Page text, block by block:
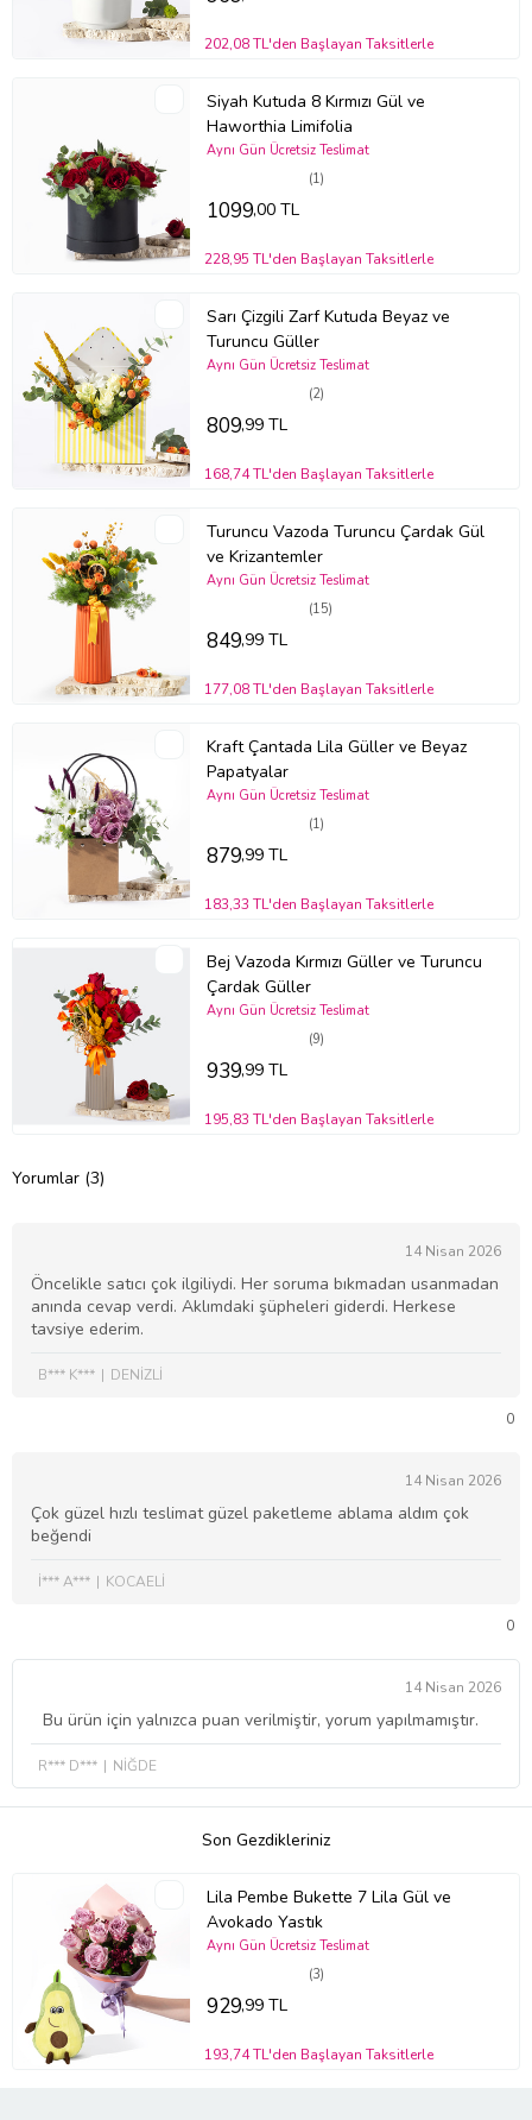
202,08 TL'den Başlayan Taksitlerle
Siyah Kutuda 8 Kırmızı Gül ve
Haworthia Limifolia
(1)
Aynı Gün Ücretsiz Teslimat
1099,00 TL
228,95 TL'den Başlayan Taksitlerle
Sarı Çizgili Zarf Kutuda Beyaz ve
Turuncu Güller
(2)
Aynı Gün Ücretsiz Teslimat
809,99 TL
168,74 TL'den Başlayan Taksitlerle
Turuncu Vazoda Turuncu Çardak Gül
ve Krizantemler
(15)
Aynı Gün Ücretsiz Teslimat
849,99 TL
177,08 TL'den Başlayan Taksitlerle
Kraft Çantada Lila Güller ve Beyaz
Papatyalar
(1)
Aynı Gün Ücretsiz Teslimat
879,99 TL
183,33 TL'den Başlayan Taksitlerle
Bej Vazoda Kırmızı Güller ve Turuncu
Çardak Güller
(9)
Aynı Gün Ücretsiz Teslimat
939,99 TL
195,83 TL'den Başlayan Taksitlerle
Yorumlar (3)
14 Nisan 2026
Öncelikle satıcı çok ilgiliydi. Her soruma bıkmadan usanmadan
anında cevap verdi. Aklımdaki şüpheleri giderdi. Herkese
tavsiye ederim.
B*** K*** DENİZLİ
0
14 Nisan 2026
Çok güzel hızlı teslimat güzel paketleme ablama aldım çok
beğendi
İ*** A*** KOCAELİ
0
14 Nisan 2026
Bu ürün için yalnızca puan verilmiştir, yorum yapılmamıştır.
R*** D*** NİĞDE
Son Gezdikleriniz
Lila Pembe Bukette 7 Lila Gül ve
Avokado Yastık
(3)
Aynı Gün Ücretsiz Teslimat
929,99 TL
193,74 TL'den Başlayan Taksitlerle